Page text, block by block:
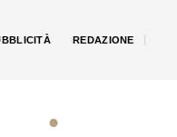
REDAZIONE